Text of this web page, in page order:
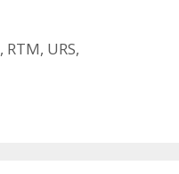
, RTM, URS,